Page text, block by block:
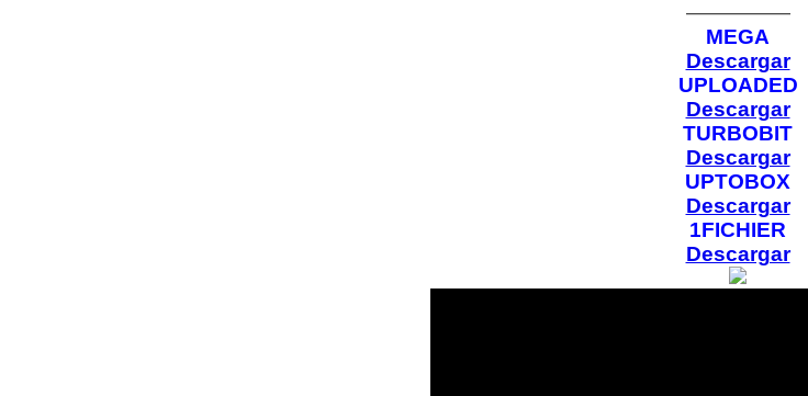
—————
MEGA
Descargar
UPLOADED
Descargar
TURBOBIT
Descargar
UPTOBOX
Descargar
1FICHIER
Descargar